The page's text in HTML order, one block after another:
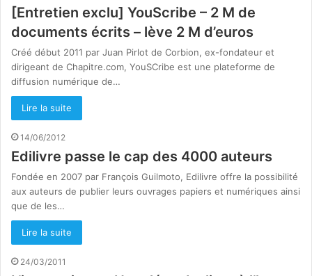
[Entretien exclu] YouScribe – 2 M de
documents écrits – lève 2 M d’euros
Créé début 2011 par Juan Pirlot de Corbion, ex-fondateur et
dirigeant de Chapitre.com, YouSCribe est une plateforme de
diffusion numérique de…
Lire la suite
14/06/2012
Edilivre passe le cap des 4000 auteurs
Fondée en 2007 par François Guilmoto, Edilivre offre la possibilité
aux auteurs de publier leurs ouvrages papiers et numériques ainsi
que de les…
Lire la suite
24/03/2011